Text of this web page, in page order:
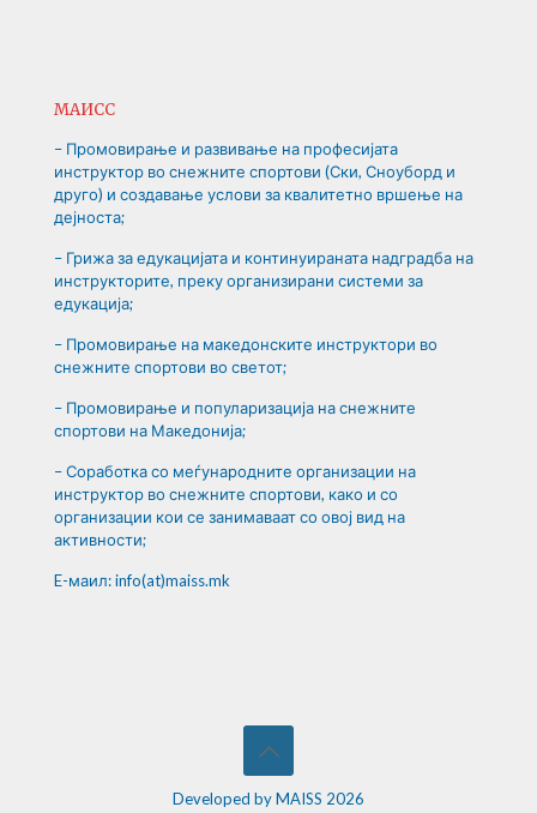
МАИСС
– Промовирање и развивање на професијата
инструктор во снежните спортови (Ски, Сноуборд и
друго) и создавање услови за квалитетно вршење на
дејноста;
– Грижа за едукацијата и континуираната надградба на
инструкторите, преку организирани системи за
едукација;
– Промовирање на македонските инструктори во
снежните спортови во светот;
– Промовирање и популаризација на снежните
спортови на Македонија;
– Соработка со меѓународните организации на
инструктор во снежните спортови, како и со
организации кои се занимаваат со овој вид на
активности;
E-маил: info(at)maiss.mk
Developed by MAISS 2026